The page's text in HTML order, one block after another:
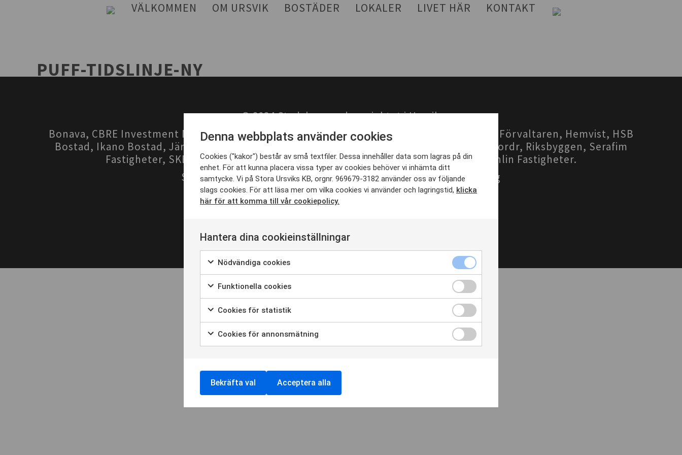
VÄLKOMMEN OM URSVIK BOSTÄDER LOKALER LIVET HÄR KONTAKT
PUFF-TIDSLINJE-NY
© 2024 Stadsbyggnadsprojektet i Ursvik
Bonava, CBRE Investment Management, FFAB Fastighetsförädlarna, Folksam Fastigheter, Förvaltaren, Hemvist, HSB
Bostad, Ikano Bostad, Järntorget, Klövern, Lean Bostad, Lindbäcks, Magnolia Bostad, Nordr, Riksbyggen, Serafim
Fastigheter, SKB, Stora Ursvik KB, Sundbybergs stad, Trivselhus, Willhem, Wåhlin Fastigheter.
Stora Ursvik KB, Gamla Enköpingsvägen 168, 174 64 Sundbyberg
Besök: Gamla Enköpingsvägen 166
Fler kontaktuppgifter
Cookieinställningar
Denna webbplats använder cookies
Cookies ("kakor") består av små textfiler. Dessa innehåller data som lagras på din
enhet. För att kunna placera vissa typer av cookies behöver vi inhämta ditt
samtycke. Vi på Stora Ursviks KB, orgnr. 969679-3182 använder oss av följande
slags cookies. För att läsa mer om vilka cookies vi använder och lagringstid, klicka
här för att komma till vår cookiepolicy.
Hantera dina cookieinställningar
Nödvändiga cookies
Funktionella cookies
Cookies för statistik
Cookies för annonsmätning
Bekräfta val Acceptera alla